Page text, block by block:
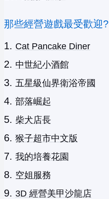
那些經營遊戲最受歡迎?
Cat Pancake Diner
中世紀小酒館
五星級仙界衛浴帝國
部落崛起
柴犬店長
猴子超市中文版
我的培養花園
空姐服務
3D 經營美甲沙龍店